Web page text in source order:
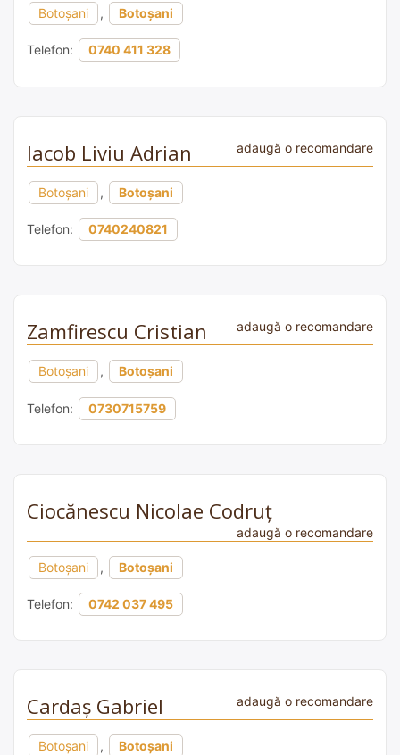
Botoșani , Botoșani
Telefon: 0740 411 328
Iacob Liviu Adrian adaugă o recomandare
Botoșani , Botoșani
Telefon: 0740240821
Zamfirescu Cristian adaugă o recomandare
Botoșani , Botoșani
Telefon: 0730715759
Ciocănescu Nicolae Codruț
adaugă o recomandare
Botoșani , Botoșani
Telefon: 0742 037 495
Cardaș Gabriel adaugă o recomandare
Botoșani , Botoșani